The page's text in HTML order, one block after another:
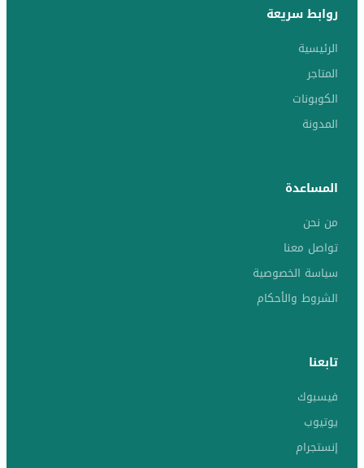
روابط سريعة
الرئيسية
المتاجر
الكوبونات
المدونة
المساعدة
من نحن
تواصل معنا
سياسة الخصوصية
الشروط والأحكام
تابعنا
فيسبوك
يوتيوب
إنستجرام